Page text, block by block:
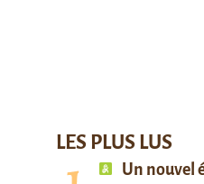
LES PLUS LUS
Un nouvel